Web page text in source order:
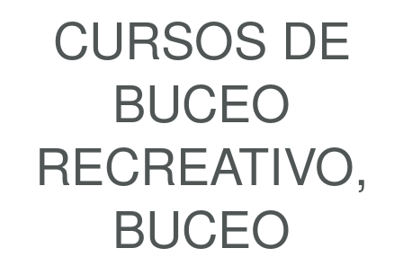
CURSOS DE
BUCEO
RECREATIVO,
BUCEO